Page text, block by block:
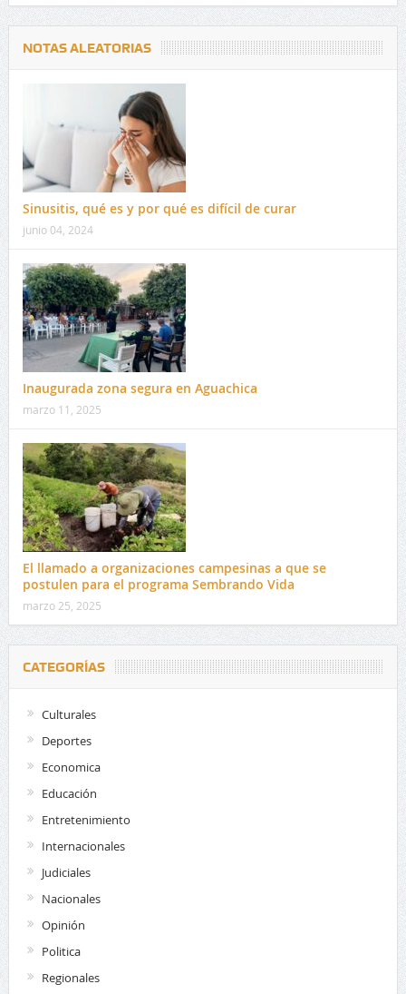
NOTAS ALEATORIAS
Sinusitis, qué es y por qué es difícil de curar
junio 04, 2024
Inaugurada zona segura en Aguachica
marzo 11, 2025
El llamado a organizaciones campesinas a que se
postulen para el programa Sembrando Vida
marzo 25, 2025
CATEGORÍAS
Culturales
Deportes
Economica
Educación
Entretenimiento
Internacionales
Judiciales
Nacionales
Opinión
Politica
Regionales